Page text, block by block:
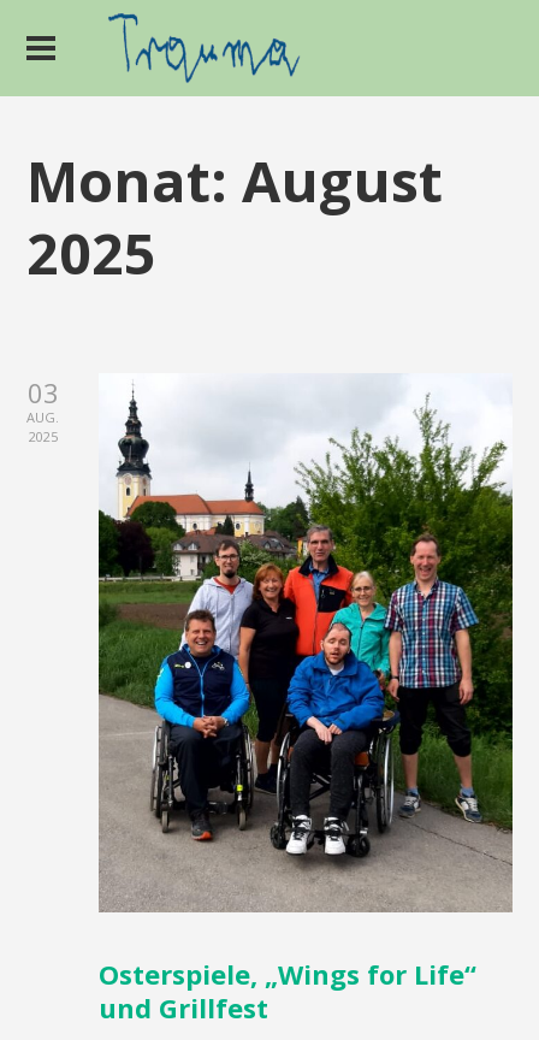
Monat:August
2025
03
AUG.
2025
Osterspiele, „Wings for Life“
und Grillfest